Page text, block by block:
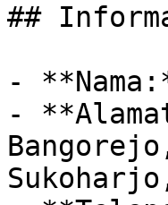
##
-
-